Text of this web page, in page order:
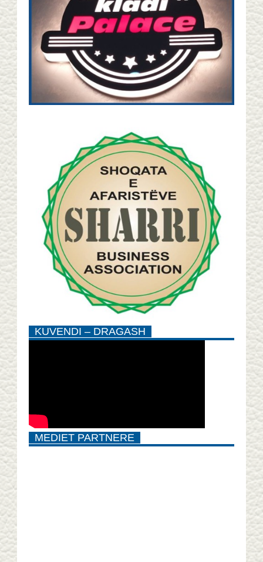
KUVENDI – DRAGASH
MEDIET PARTNERE